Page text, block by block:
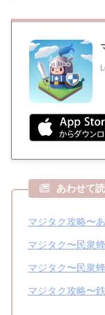
あわせて
マジタク攻略〜
マジタク〜民衆
マジタク〜民衆
マジタク攻略〜